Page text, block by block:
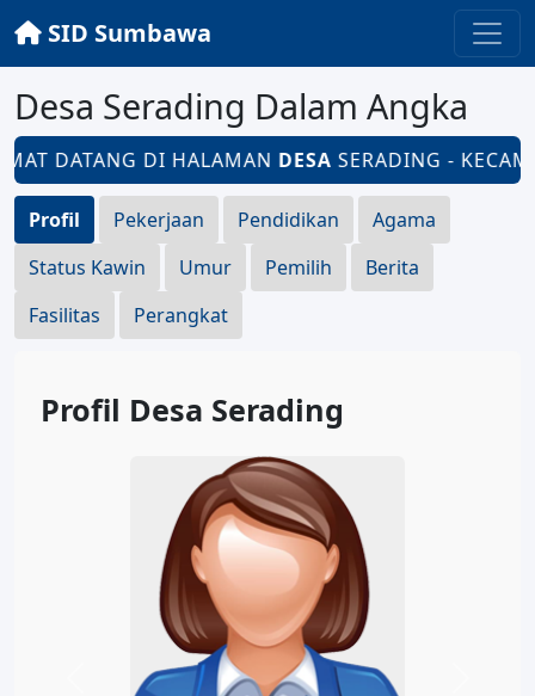
SID Sumbawa
Desa Serading Dalam Angka
DATANG DI HALAMANDESASERADING -
Profil Pekerjaan Pendidikan
Agama
Status Kawin
Umur Pemilih
Berita
Fasilitas
Perangkat
Profil Desa Serading